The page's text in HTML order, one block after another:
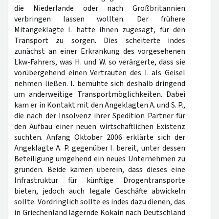
die Niederlande oder nach Großbritannien
verbringen lassen wollten. Der frühere
Mitangeklagte I. hatte ihnen zugesagt, für den
Transport zu sorgen. Dies scheiterte indes
zunächst an einer Erkrankung des vorgesehenen
Lkw-Fahrers, was H. und W. so verärgerte, dass sie
vorübergehend einen Vertrauten des I. als Geisel
nehmen ließen. I. bemühte sich deshalb dringend
um anderweitige Transportmöglichkeiten. Dabei
kam er in Kontakt mit den Angeklagten A. und S. P.,
die nach der Insolvenz ihrer Spedition Partner für
den Aufbau einer neuen wirtschaftlichen Existenz
suchten. Anfang Oktober 2006 erklärte sich der
Angeklagte A. P. gegenüber I. bereit, unter dessen
Beteiligung umgehend ein neues Unternehmen zu
gründen. Beide kamen überein, dass dieses eine
Infrastruktur für künftige Drogentransporte
bieten, jedoch auch legale Geschäfte abwickeln
sollte. Vordringlich sollte es indes dazu dienen, das
in Griechenland lagernde Kokain nach Deutschland